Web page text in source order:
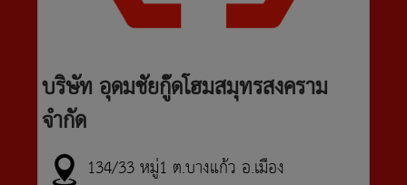
บริษัท อุดมชัยกู๊ดโฮมสมุทรสงคราม
จำกัด
134/33 หมู่1 ต.บางแก้ว อ.เมือง